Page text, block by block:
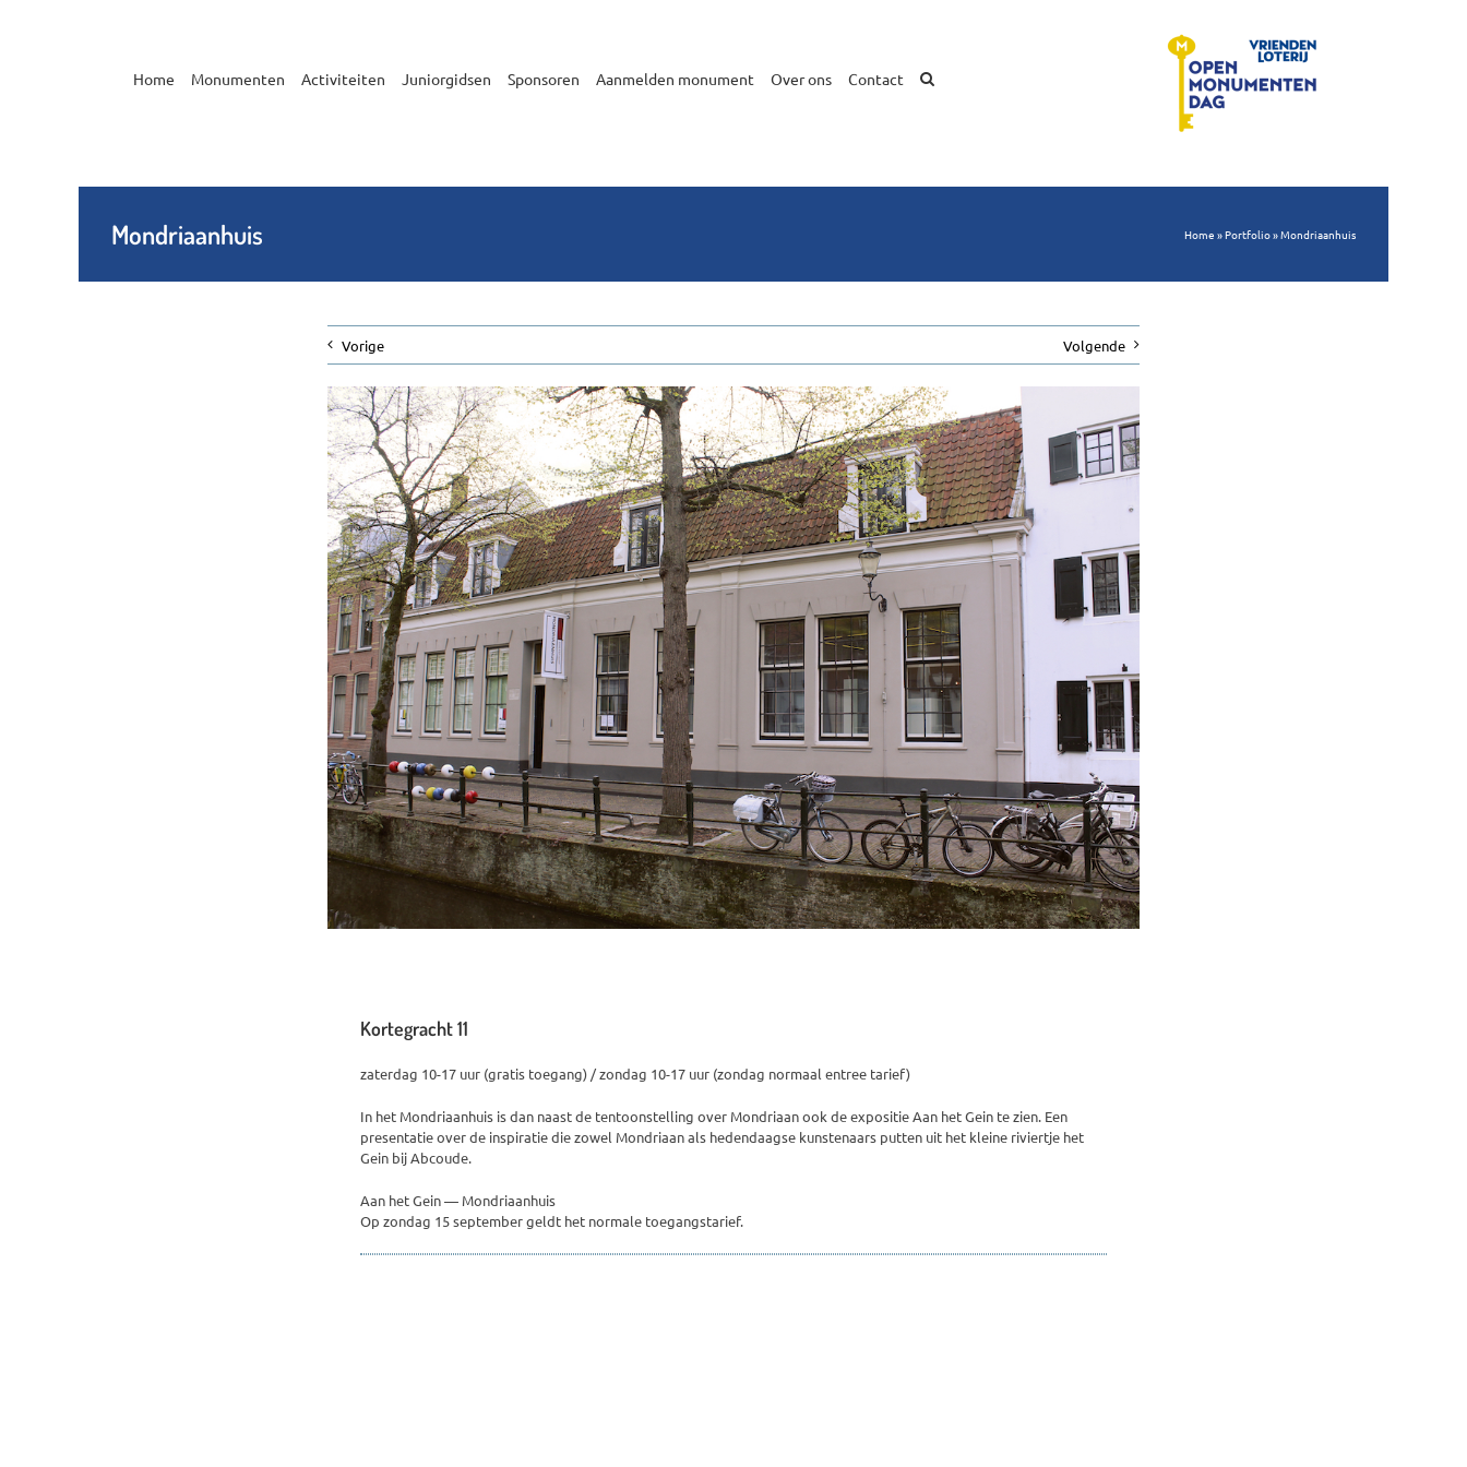
Home Monumenten Activiteiten Juniorgidsen Sponsoren Aanmelden monument Over ons Contact
Mondriaanhuis Home »Portfolio»Mondriaanhuis
Vorige Volgende
Kortegracht 11
zaterdag 10-17 uur (gratis toegang) / zondag 10-17 uur (zondag normaal entree tarief)
In het Mondriaanhuis is dan naast de tentoonstelling over Mondriaan ook de expositie Aan het Gein te zien. Een
presentatie over de inspiratie die zowel Mondriaan als hedendaagse kunstenaars putten uit het kleine riviertje het
Gein bij Abcoude.
Aan het Gein — Mondriaanhuis
Op zondag 15 september geldt het normale toegangstarief.